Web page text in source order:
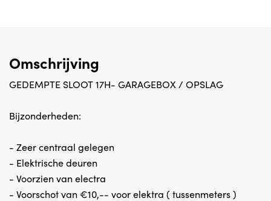
Omschrijving
GEDEMPTE SLOOT 17H- GARAGEBOX / OPSLAG
Bijzonderheden:
- Zeer centraal gelegen
- Elektrische deuren
- Voorzien van electra
- Voorschot van €10,-- voor elektra ( tussenmeters )